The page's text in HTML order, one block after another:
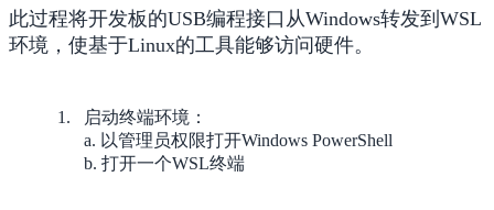
此过程将开发板的USB编程接口从Windows转发到WSL
环境，使基于Linux的工具能够访问硬件。
启动终端环境：
a. 以管理员权限打开Windows PowerShell
b. 打开一个WSL终端